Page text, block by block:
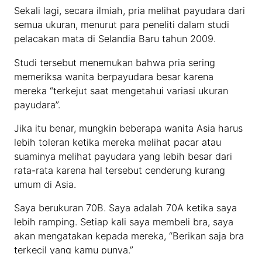
Sekali lagi, secara ilmiah, pria melihat payudara dari
semua ukuran, menurut para peneliti dalam studi
pelacakan mata di Selandia Baru tahun 2009.
Studi tersebut menemukan bahwa pria sering
memeriksa wanita berpayudara besar karena
mereka “terkejut saat mengetahui variasi ukuran
payudara”.
Jika itu benar, mungkin beberapa wanita Asia harus
lebih toleran ketika mereka melihat pacar atau
suaminya melihat payudara yang lebih besar dari
rata-rata karena hal tersebut cenderung kurang
umum di Asia.
Saya berukuran 70B. Saya adalah 70A ketika saya
lebih ramping. Setiap kali saya membeli bra, saya
akan mengatakan kepada mereka, “Berikan saja bra
terkecil yang kamu punya.”